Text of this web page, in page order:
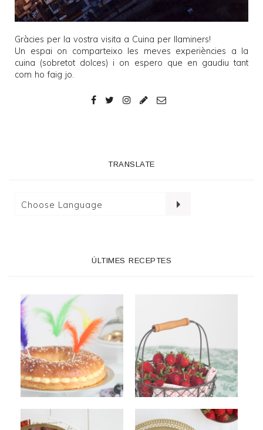
Gràcies per la vostra visita a Cuina per llaminers!
Un espai on comparteixo les meves experiències a la
cuina (sobretot dolces) i on espero que en gaudiu tant
com ho faig jo.
TRANSLATE
ÚLTIMES RECEPTES